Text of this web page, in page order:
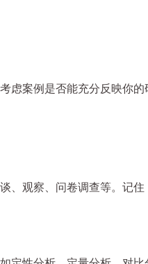
案例是否能充分反映你
观察、问卷调查等。记住